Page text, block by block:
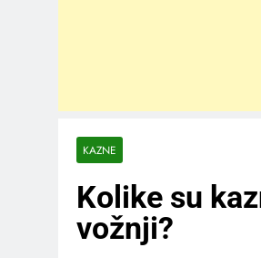
KAZNE
Kolike su
vožnji?